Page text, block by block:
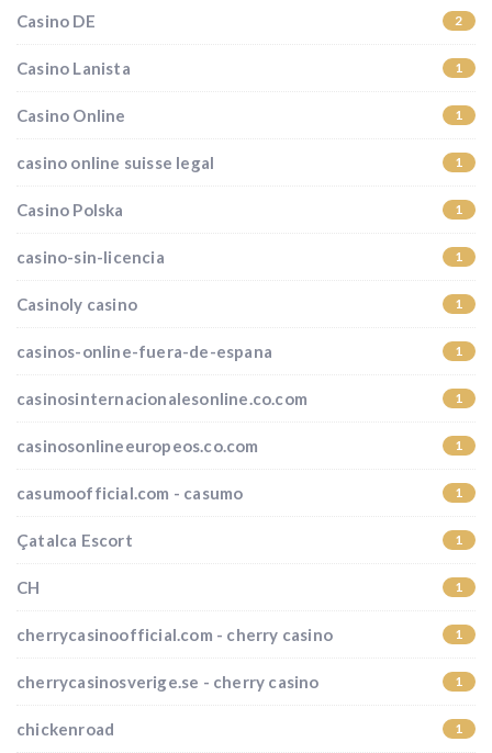
Casino DE 2
Casino Lanista 1
Casino Online 1
casino online suisse legal 1
Casino Polska 1
casino-sin-licencia 1
Casinoly casino 1
casinos-online-fuera-de-espana 1
casinosinternacionalesonline.co.com 1
casinosonlineeuropeos.co.com 1
casumoofficial.com - casumo 1
Çatalca Escort 1
CH 1
cherrycasinoofficial.com - cherry casino 1
cherrycasinosverige.se - cherry casino 1
chickenroad 1